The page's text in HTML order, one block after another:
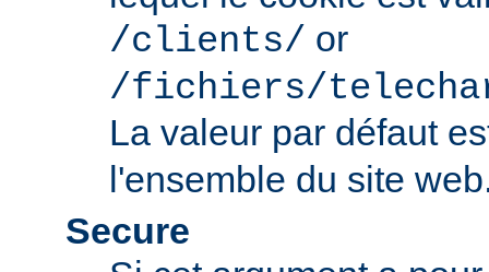
/clients/ or
/fichiers/
La valeur par défaut
l'ensemble du site
Secure